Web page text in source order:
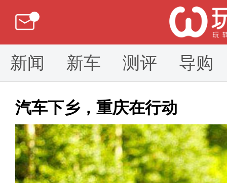
新闻 新车 测评 导购
汽车下乡，重庆在行动